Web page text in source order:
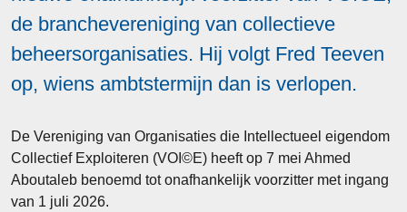
de branchevereniging van collectieve
beheersorganisaties. Hij volgt Fred Teeven
op, wiens ambtstermijn dan is verlopen.
De Vereniging van Organisaties die Intellectueel eigendom
Collectief Exploiteren (VOI©E) heeft op 7 mei Ahmed
Aboutaleb benoemd tot onafhankelijk voorzitter met ingang
van 1 juli 2026.